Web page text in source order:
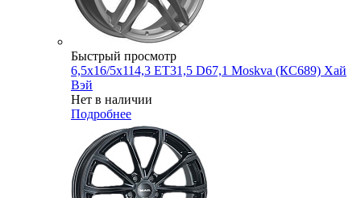
Быстрый просмотр
6,5x16/5x114,3 ET31,5 D67,1 Moskva (КС689) Хай
Вэй
Нет в наличии
Подробнее